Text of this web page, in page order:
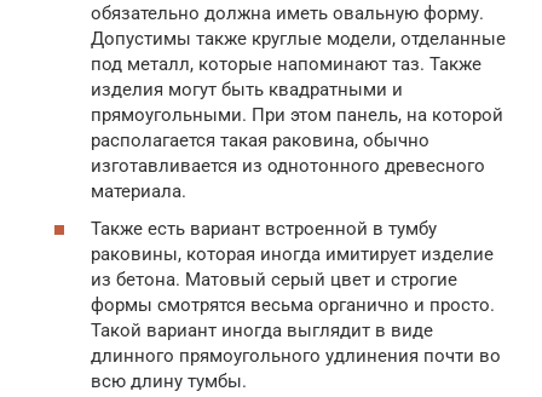
обязательно должна иметь овальную форму.
Допустимы также круглые модели, отделанные
под металл, которые напоминают таз. Также
изделия могут быть квадратными и
прямоугольными. При этом панель, на которой
располагается такая раковина, обычно
изготавливается из однотонного древесного
материала.
Также есть вариант встроенной в тумбу
раковины, которая иногда имитирует изделие
из бетона. Матовый серый цвет и строгие
формы смотрятся весьма органично и просто.
Такой вариант иногда выглядит в виде
длинного прямоугольного удлинения почти во
всю длину тумбы.